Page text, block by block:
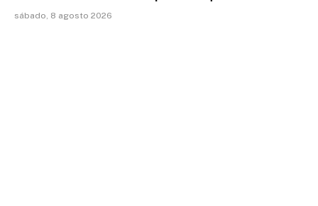
sábado, 8 agosto 2026